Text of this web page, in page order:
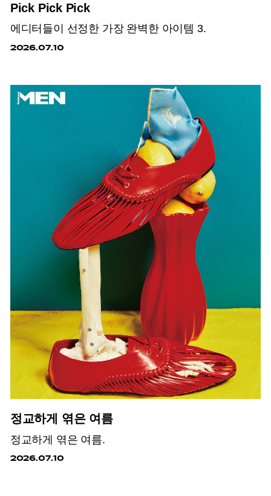
Pick Pick Pick
에디터들이 선정한 가장 완벽한 아이템 3.
2026.07.10
정교하게 엮은 여름
정교하게 엮은 여름.
2026.07.10